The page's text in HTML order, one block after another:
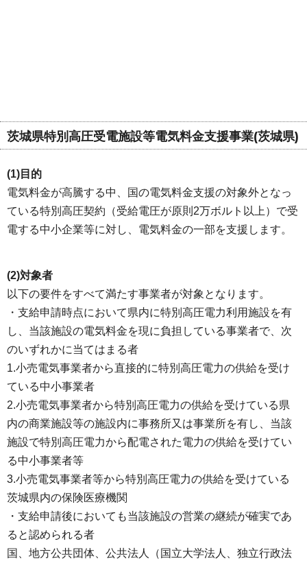
茨城県特別高圧受電施設等電気料金支援事業(茨城県)
(1)目的
電気料金が高騰する中、国の電気料金支援の対象外となっ
ている特別高圧契約（受給電圧が原則2万ボルト以上）で受
電する中小企業等に対し、電気料金の一部を支援します。
(2)対象者
以下の要件をすべて満たす事業者が対象となります。
・支給申請時点において県内に特別高圧電力利用施設を有
し、当該施設の電気料金を現に負担している事業者で、次
のいずれかに当てはまる者
1.小売電気事業者から直接的に特別高圧電力の供給を受け
ている中小事業者
2.小売電気事業者から特別高圧電力の供給を受けている県
内の商業施設等の施設内に事務所又は事業所を有し、当該
施設で特別高圧電力から配電された電力の供給を受けてい
る中小事業者等
3.小売電気事業者等から特別高圧電力の供給を受けている
茨城県内の保険医療機関
・支給申請後においても当該施設の営業の継続が確実であ
ると認められる者
国、地方公共団体、公共法人（国立大学法人、独立行政法